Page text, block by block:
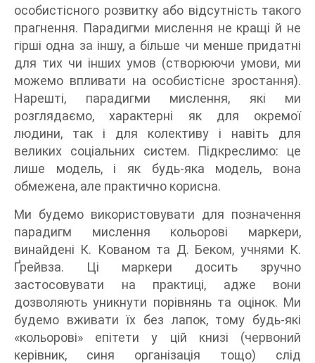
особистісного розвитку або відсутність такого
прагнення. Парадигми мислення не кращі й не
гірші одна за іншу, а більше чи менше придатні
для тих чи інших умов (створюючи умови, ми
можемо впливати на особистісне зростання).
Нарешті, парадигми мислення, які ми
розглядаємо, характерні як для окремої
людини, так і для колективу і навіть для
великих соціальних систем. Підкреслимо: це
лише модель, і як будь-яка модель, вона
обмежена, але практично корисна.
Ми будемо використовувати для позначення
парадигм мислення кольорові маркери,
винайдені К. Кованом та Д. Беком, учнями К.
Ґрейвза. Ці маркери досить зручно
застосовувати на практиці, адже вони
дозволяють уникнути порівнянь та оцінок. Ми
будемо вживати їх без лапок, тому будь-які
«кольорові» епітети у цій книзі (червоний
керівник, синя організація тощо) слід